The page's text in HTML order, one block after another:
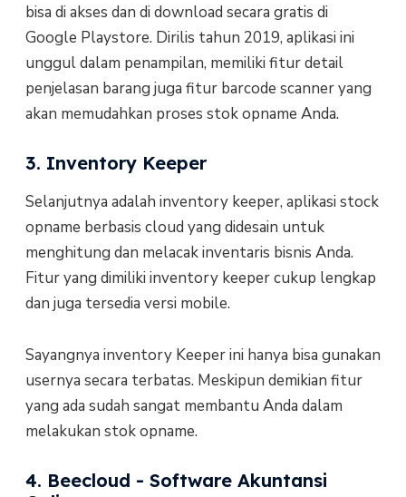
bisa di akses dan di download secara gratis di
Google Playstore. Dirilis tahun 2019, aplikasi ini
unggul dalam penampilan, memiliki fitur detail
penjelasan barang juga fitur barcode scanner yang
akan memudahkan proses stok opname Anda.
3. Inventory Keeper
Selanjutnya adalah inventory keeper, aplikasi stock
opname berbasis cloud yang didesain untuk
menghitung dan melacak inventaris bisnis Anda.
Fitur yang dimiliki inventory keeper cukup lengkap
dan juga tersedia versi mobile.
Sayangnya inventory Keeper ini hanya bisa gunakan
usernya secara terbatas. Meskipun demikian fitur
yang ada sudah sangat membantu Anda dalam
melakukan stok opname.
4. Beecloud - Software Akuntansi